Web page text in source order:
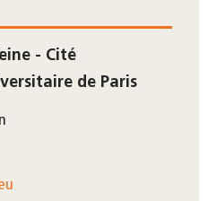
- Cité
de Paris